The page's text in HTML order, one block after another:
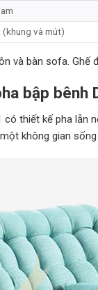
(khung và mút)
và bàn sofa. Ghế
bập bênh
có thiết kế pha lẫn
không gian